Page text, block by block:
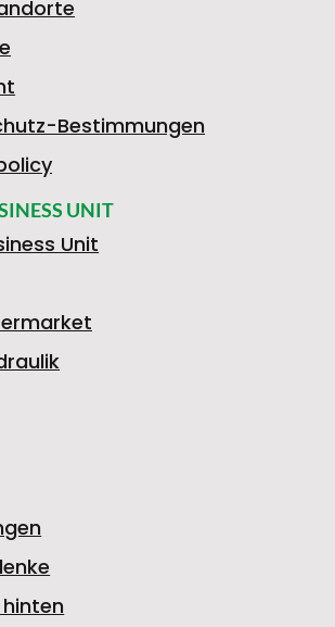
UNIT
Unit
Bestimmungen